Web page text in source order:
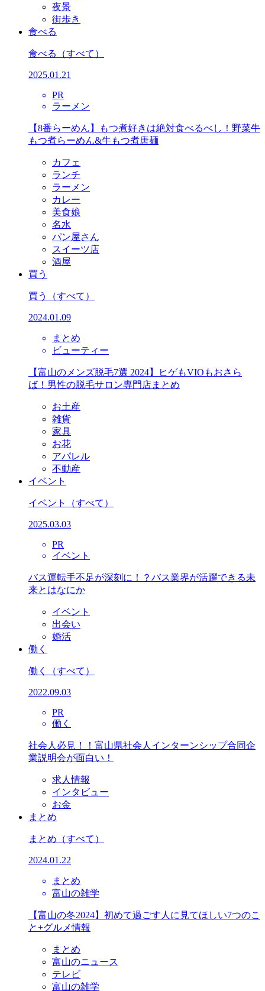
夜景
街歩き
食べる
食べる （すべて）
2025.01.21
PR
ラーメン
【8番らーめん】もつ煮好きは絶対食べるべし！野菜牛
もつ煮らーめん&牛もつ煮唐麺
カフェ
ランチ
ラーメン
カレー
美食娘
名水
パン屋さん
スイーツ店
酒屋
買う
買う （すべて）
2024.01.09
まとめ
ビューティー
【富山のメンズ脱毛7選 2024】ヒゲもVIOもおさら
ば！男性の脱毛サロン専門店まとめ
お土産
雑貨
家具
お花
アパレル
不動産
イベント
イベント （すべて）
2025.03.03
PR
イベント
バス運転手不足が深刻に！？バス業界が活躍できる未
来とはなにか
イベント
出会い
婚活
働く
働く （すべて）
2022.09.03
PR
働く
社会人必見！！富山県社会人インターンシップ合同企
業説明会が面白い！
求人情報
インタビュー
お金
まとめ
まとめ （すべて）
2024.01.22
まとめ
富山の雑学
【富山の冬2024】初めて過ごす人に見てほしい7つのこ
と+グルメ情報
まとめ
富山のニュース
テレビ
富山の雑学